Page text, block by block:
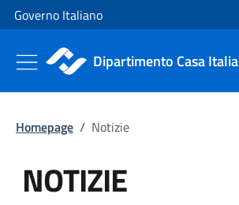
Vai al contenuto
Vai alla navigazione del sito
Governo Italiano
Dipartimento Casa Italia
Homepage / Notizie
NOTIZIE